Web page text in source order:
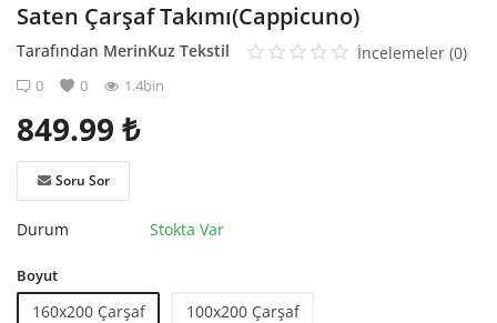
Saten Çarşaf Takımı(Cappicuno)
Tarafından MerinKuz Tekstil İncelemeler (0)
0 0 1.4bin
849.99 ₺
Soru Sor
Durum Stokta Var
Boyut
160x200 Çarşaf 100x200 Çarşaf